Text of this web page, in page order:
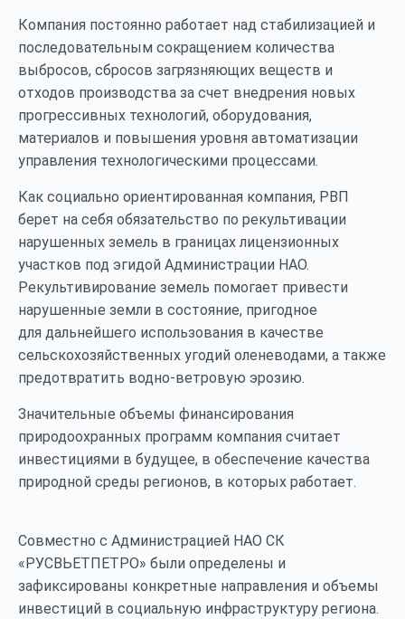
Компания постоянно работает над стабилизацией и
последовательным сокращением количества
выбросов, сбросов загрязняющих веществ и
отходов производства за счет внедрения новых
прогрессивных технологий, оборудования,
материалов и повышения уровня автоматизации
управления технологическими процессами.
Как социально ориентированная компания, РВП
берет на себя обязательство по рекультивации
нарушенных земель в границах лицензионных
участков под эгидой Администрации НАО.
Рекультивирование земель помогает привести
нарушенные земли в состояние, пригодное
для дальнейшего использования в качестве
сельскохозяйственных угодий оленеводами, а также
предотвратить водно-ветровую эрозию.
Значительные объемы финансирования
природоохранных программ компания считает
инвестициями в будущее, в обеспечение качества
природной среды регионов, в которых работает.
Совместно с Администрацией НАО СК
«РУСВЬЕТПЕТРО» были определены и
зафиксированы конкретные направления и объемы
инвестиций в социальную инфраструктуру региона.